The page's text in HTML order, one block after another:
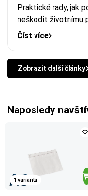
Praktické rady, jak
neškodit životnímu
Číst více
Zobrazit další články
Naposledy
1 varianta